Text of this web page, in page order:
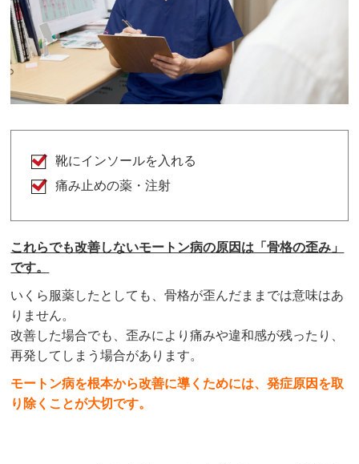
靴にイ ンソールを入れる
痛み止めの薬・注射
これらでも改善しないモートン病の原因は「骨格の歪み」
です。
いくら服薬したとしても、骨格が歪んだままでは意味はあ
りません。
改善した場合でも、歪みにより痛みや違和感が残ったり、
再発してしまう場合があります。
モートン病を根本から改善に導くためには、発症原因を取
り除くことが大切です。